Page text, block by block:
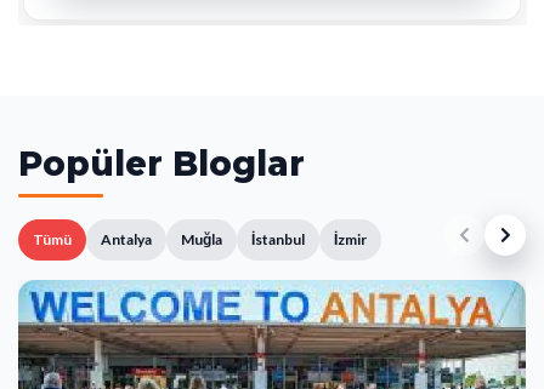
Popüler Bloglar
Tümü Antalya Muğla İstanbul İzmir